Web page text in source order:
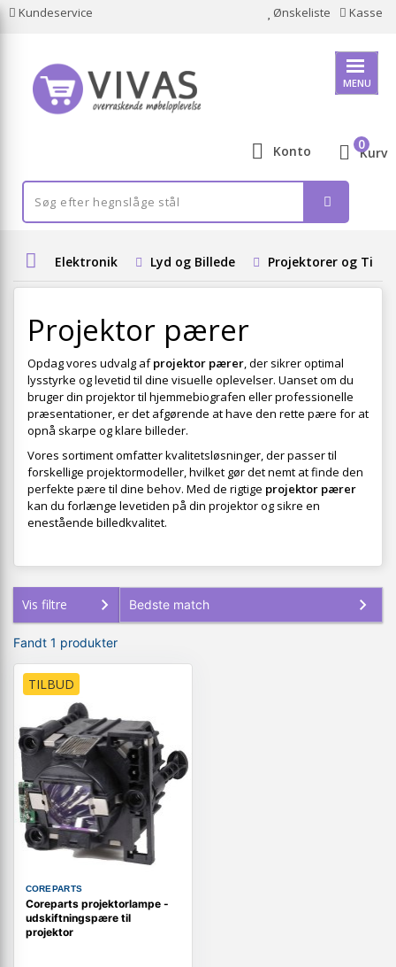
Kundeservice Ønskeliste Kasse
MENU
Konto Kurv
0
Elektronik Lyd og Billede Projektorer og
Projektor pærer
Opdag vores udvalg afprojektor pærer, der sikrer optimal
lysstyrke og levetid til dine visuelle oplevelser. Uanset om du
bruger din projektor til hjemmebiografen eller professionelle
præsentationer, er det afgørende at have den rette pære for at
opnå skarpe og klare billeder.
Vores sortiment omfatter kvalitetsløsninger, der passer til
forskellige projektormodeller, hvilket gør det nemt at finde den
perfekte pære til dine behov. Med de rigtige projektor pærer
kan du forlænge levetiden på din projektor og sikre en
enestående billedkvalitet.
Vis filtre
Fandt 1 produkter
TILBUD
COREPARTS
Coreparts projektorlampe -
udskiftningspære til
projektor